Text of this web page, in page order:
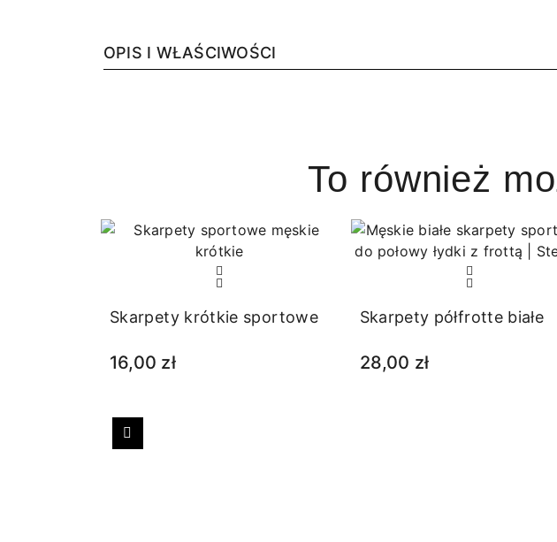
OPIS I WŁAŚCIWOŚCI
To również
Skarpety krótkie sportowe
16,00 zł
Skarpety półfrotte białe
28,00 zł
Poprzedni